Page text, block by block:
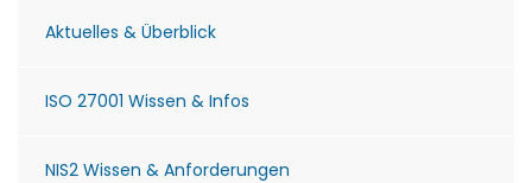
Aktuelles & Überblick
ISO 27001 Wissen & Infos
NIS2 Wissen & Anforderungen